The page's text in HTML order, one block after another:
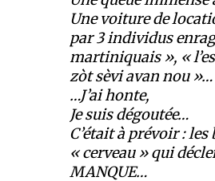
Une voiture de
par 3 individus
martiniquais », «
zòt sèvi avan nou »…
…J’ai honte,
Je suis dégoutée…
C’était à prévoir :
« cerveau » qui
MANQUE…